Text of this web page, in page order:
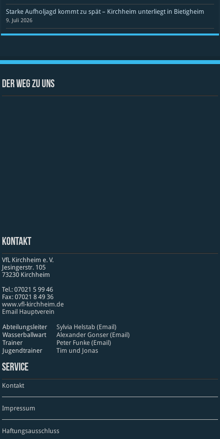
Starke Aufholjagd kommt zu spät – Kirchheim unterliegt in Bietigheim
9. Juli 2026
Der Weg zu uns
Kontakt
VfL Kirchheim e. V.
Jesinger­str. 105
73230 Kirch­heim
Tel.: 07021 5 99 46
Fax: 07021 8 49 36
www​.vfl​-kirch​heim​.de
Email Hauptverein
Abteilungsleiter
Sylvia Helstab (Email)
Wasserballwart
Alexander Gonser (Email)
Trainer
Peter Funke (Email)
Jugendtrainer
Tim und Jonas
Service
Kontakt
Impressum
Haftungsausschluss